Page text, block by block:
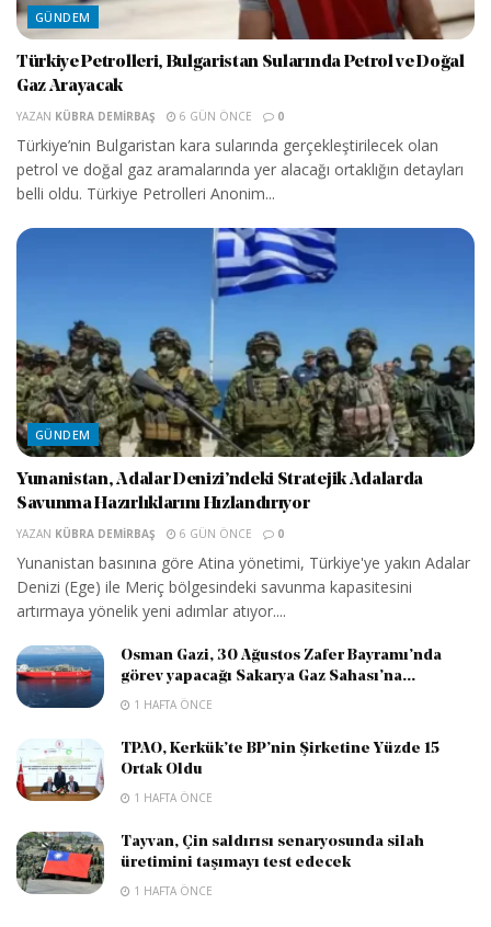
GÜNDEM
Türkiye Petrolleri, Bulgaristan Sularında Petrol ve Doğal
Gaz Arayacak
YAZAN KÜBRA DEMIRBAŞ 6 GÜN ÖNCE 0
Türkiye’nin Bulgaristan kara sularında gerçekleştirilecek olan
petrol ve doğal gaz aramalarında yer alacağı ortaklığın detayları
belli oldu. Türkiye Petrolleri Anonim...
GÜNDEM
Yunanistan, Adalar Denizi’ndeki Stratejik Adalarda
Savunma Hazırlıklarını Hızlandırıyor
YAZAN KÜBRA DEMIRBAŞ 6 GÜN ÖNCE 0
Yunanistan basınına göre Atina yönetimi, Türkiye'ye yakın Adalar
Denizi (Ege) ile Meriç bölgesindeki savunma kapasitesini
artırmaya yönelik yeni adımlar atıyor....
Osman Gazi, 30 Ağustos Zafer Bayramı’nda
görev yapacağı Sakarya Gaz Sahası’na...
1 HAFTA ÖNCE
TPAO, Kerkük’te BP’nin Şirketine Yüzde 15
Ortak Oldu
1 HAFTA ÖNCE
Tayvan, Çin saldırısı senaryosunda silah
üretimini taşımayı test edecek
1 HAFTA ÖNCE